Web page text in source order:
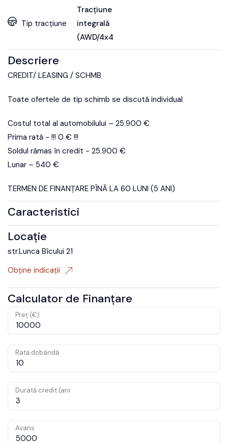
Tip tracțiune
Tracțiune
integrală
(AWD/4x4)
Descriere
CREDIT/ LEASING / SCHMB
Toate ofertele de tip schimb se discută individual
Costul total al automobilului – 25.900 €
Prima rată - !!! 0 € !!!
Soldul rămas în credit - 25.900 €
Lunar – 540 €
TERMEN DE FINANȚARE PÎNĂ LA 60 LUNI (5 ANI)
Caracteristici
Locație
str.Lunca Bîcului 21
Obține indicații
Calculator de Finanțare
Preț (€)
Rată dobândă
Durată credit (ani
Avans